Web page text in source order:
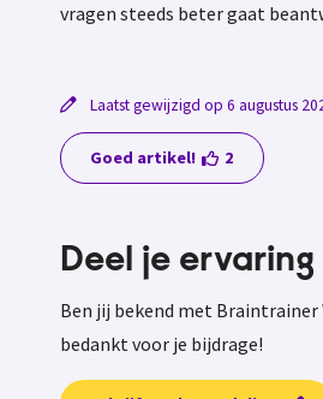
vragen steeds beter gaat
Laatst gewijzigd op 6 augustus
Goed artikel! 2
Deel je ervaring
Ben jij bekend met Braintrainer
bedankt voor je bijdrage!